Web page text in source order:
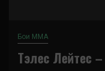
Бои ММА
Тэлес Лейтес